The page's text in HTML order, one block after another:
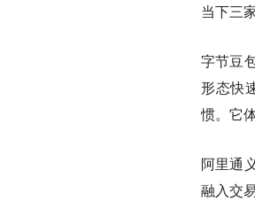
当下三
字节豆
形态快
惯。它
阿里通
融入交